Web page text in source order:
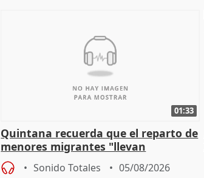
01:33
Quintana recuerda que el reparto de
menores migrantes "llevan
aportación del Gobierno" central
Sonido Totales 05/08/2026